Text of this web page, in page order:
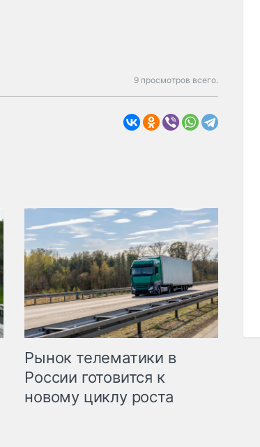
9 просмотров всего.
Рынок телематики в
России готовится к
новому циклу роста